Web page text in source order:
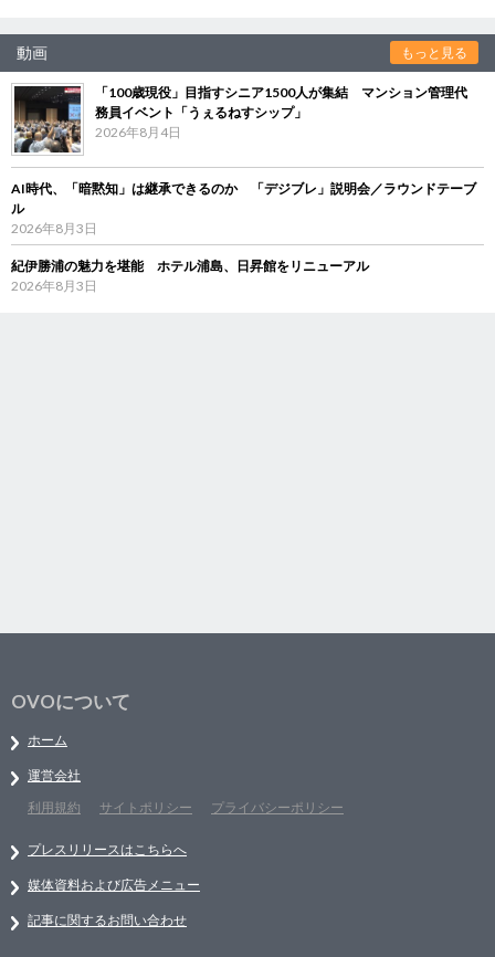
動画 もっと見る
「100歳現役」目指すシニア1500人が集結 マンション管理代
務員イベント「うぇるねすシップ」
2026年8月4日
AI時代、「暗黙知」は継承できるのか 「デジブレ」説明会／ラウンドテーブ
ル
2026年8月3日
紀伊勝浦の魅力を堪能 ホテル浦島、日昇館をリニューアル
2026年8月3日
OVOについて
ホーム
運営会社
利用規約
サイトポリシー プライバシーポリシー
プレスリリースはこちらへ
媒体資料および広告メニュー
記事に関するお問い合わせ